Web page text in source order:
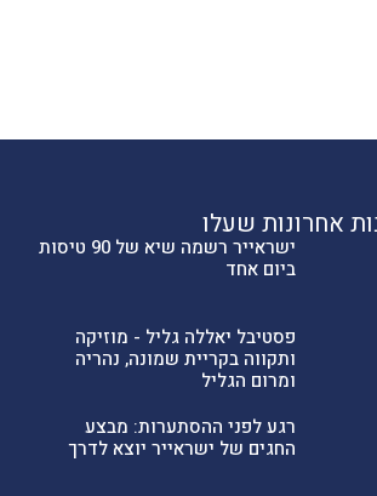
אחרונות שעלו
ישראייר רשמה שיא של 90 טיסות
ביום אחד
פסטיבל יאללה גליל - מוזיקה
ותקווה בקריית שמונה, נהריה
ומרום הגליל
רגע לפני ההסתערות: מבצע
החגים של ישראייר יוצא לדרך